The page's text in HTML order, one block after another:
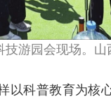
游园会现场。
以科普教育为核